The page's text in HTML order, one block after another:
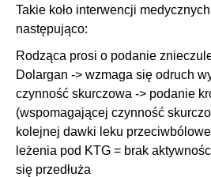
Takie koło interwencji
następująco:
Rodząca prosi o podanie
Dolargan -> wzmaga się odruch
czynność skurczowa -> podanie
(wspomagającej czynność
kolejnej dawki leku
leżenia pod KTG = brak
się przedłuża